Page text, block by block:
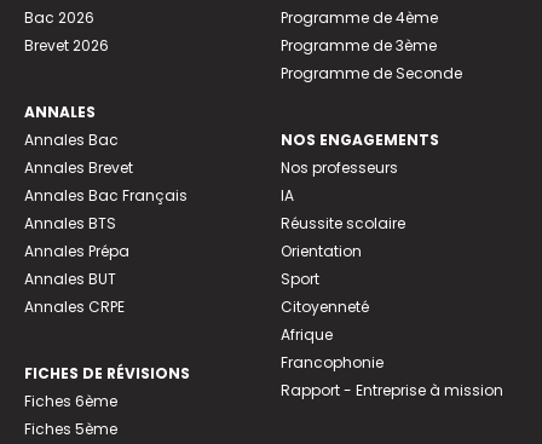
Bac 2026
Brevet 2026
ANNALES
Annales Bac
Annales Brevet
Annales Bac Français
Annales BTS
Annales Prépa
Annales BUT
Annales CRPE
FICHES DE RÉVISIONS
Fiches 6ème
Fiches 5ème
Programme de 4ème
Programme de 3ème
Programme de Seconde
NOS ENGAGEMENTS
Nos professeurs
IA
Réussite scolaire
Orientation
Sport
Citoyenneté
Afrique
Francophonie
Rapport - Entreprise à mission